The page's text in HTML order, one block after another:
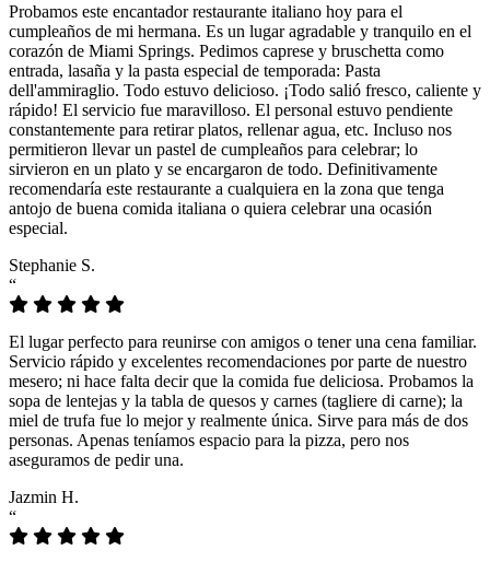
Probamos este encantador restaurante italiano hoy para el
cumpleaños de mi hermana. Es un lugar agradable y tranquilo en el
corazón de Miami Springs. Pedimos caprese y bruschetta como
entrada, lasaña y la pasta especial de temporada: Pasta
dell'ammiraglio. Todo estuvo delicioso. ¡Todo salió fresco, caliente y
rápido! El servicio fue maravilloso. El personal estuvo pendiente
constantemente para retirar platos, rellenar agua, etc. Incluso nos
permitieron llevar un pastel de cumpleaños para celebrar; lo
sirvieron en un plato y se encargaron de todo. Definitivamente
recomendaría este restaurante a cualquiera en la zona que tenga
antojo de buena comida italiana o quiera celebrar una ocasión
especial.
Stephanie S.
“
El lugar perfecto para reunirse con amigos o tener una cena familiar.
Servicio rápido y excelentes recomendaciones por parte de nuestro
mesero; ni hace falta decir que la comida fue deliciosa. Probamos la
sopa de lentejas y la tabla de quesos y carnes (tagliere di carne); la
miel de trufa fue lo mejor y realmente única. Sirve para más de dos
personas. Apenas teníamos espacio para la pizza, pero nos
aseguramos de pedir una.
Jazmin H.
“